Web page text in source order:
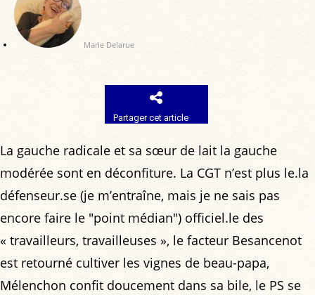
Marie Delarue
Partager cet article
La gauche radicale et sa sœur de lait la gauche
modérée sont en déconfiture. La CGT n’est plus le.la
défenseur.se (je m’entraîne, mais je ne sais pas
encore faire le "point médian") officiel.le des
« travailleurs, travailleuses », le facteur Besancenot
est retourné cultiver les vignes de beau-papa,
Mélenchon confit doucement dans sa bile, le PS se